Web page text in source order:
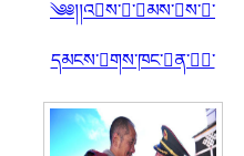
༄༅།།འས་་མས་ས་་
དམངས་གས་ཁང་ན་་